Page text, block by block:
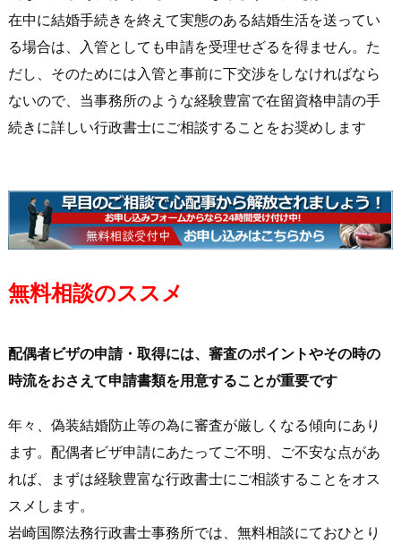
在中に結婚手続きを終えて実態のある結婚生活を送ってい
る場合は、入管としても申請を受理せざるを得ません。た
だし、そのためには入管と事前に下交渉をしなければなら
ないので、当事務所のような経験豊富で在留資格申請の手
続きに詳しい行政書士にご相談することをお奨めします
無料相談のススメ
配偶者ビザの申請・取得には、審査のポイントやその時の
時流をおさえて申請書類を用意することが重要です
年々、偽装結婚防止等の為に審査が厳しくなる傾向にあり
ます。配偶者ビザ申請にあたってご不明、ご不安な点があ
れば、まずは経験豊富な行政書士にご相談することをオス
スメします。
岩崎国際法務行政書士事務所では、無料相談にておひとり